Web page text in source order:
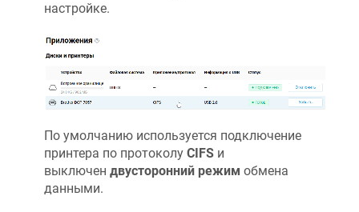
настройке.
По умолчанию используется подключение
принтера по протоколу CIFS и
выключен двусторонний режим обмена
данными.